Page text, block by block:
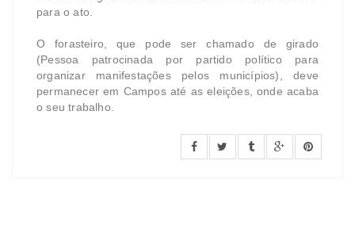
para o ato.
O forasteiro, que pode ser chamado de girado
(Pessoa patrocinada por partido político para
organizar manifestações pelos municípios), deve
permanecer em Campos até as eleições, onde acaba
o seu trabalho.